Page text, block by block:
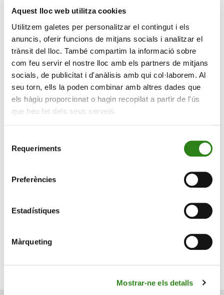
Aquest lloc web utilitza cookies
Utilitzem galetes per personalitzar el contingut i els
anuncis, oferir funcions de mitjans socials i analitzar el
trànsit del lloc. També compartim la informació sobre
com feu servir el nostre lloc amb els partners de mitjans
socials, de publicitat i d'anàlisis amb qui col·laborem. Al
seu torn, ells la poden combinar amb altres dades que
els hàgiu proporcionat o hagin recopilat a partir de l'ús
que heu fet dels seus serveis.
Requeriments
Preferències
Estadístiques
Màrqueting
Mostrar-ne els detalls
«Aquest concert és molt especial. És el dia de la gran
puguem comptar amb un concert d’aquest nivell, i a
més amb la participació de nens, és molt significatiu»
ha celebrat Sabata, qui també ha destacat que el cor
cada vegada compta amb més cantors. «Durant el curs
passat ja vam arribar a ser 20 membres. És cert que
hem tingut algunes baixes, però estem reconstruint el
cor i molt satisfets amb la feina que es fa, especialment
assenyalat.